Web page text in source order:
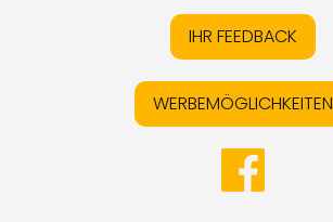
IHR FEEDBACK
WERBEMÖGLICHKEITEN